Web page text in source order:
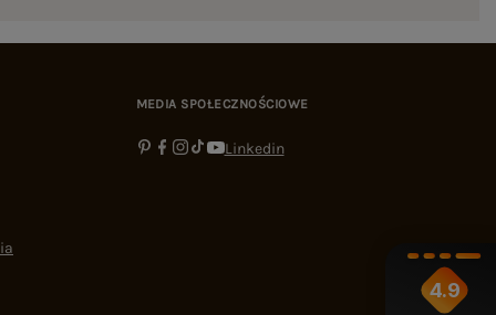
MEDIA SPOŁECZNOŚCIOWE
Linkedin
4.9